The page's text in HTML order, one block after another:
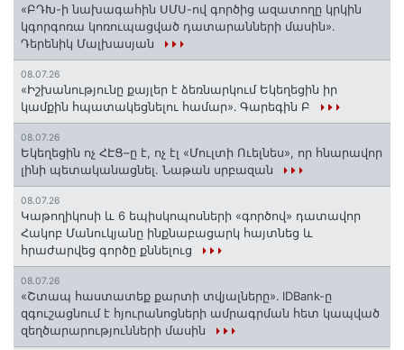
«ԲԴԽ-ի նախագահին ՍՄՍ-ով գործից ազատողը կրկին
կգորգոռա կոռուպացված դատարանների մասին».
Դերենիկ Մալխասյան
08.07.26
«Իշխանությունը քայլեր է ձեռնարկում Եկեղեցին իր
կամքին հպատակեցնելու համար»․ Գարեգին Բ
08.07.26
Եկեղեցին ոչ ՀԷՑ–ը է, ոչ էլ «Մուլտի Ուելնես», որ հնարավոր
լինի պետականացնել. Նաթան սրբազան
08.07.26
️Կաթողիկոսի և 6 եպիսկոպոսների «գործով» դատավոր
Հակոբ Մանուկյանը ինքնաբացարկ հայտնեց և
հրաժարվեց գործը քննելուց
08.07.26
«Շտապ հաստատեք քարտի տվյալները»․ IDBank-ը
զգուշացնում է հյուրանոցների ամրագրման հետ կապված
զեղծարարությունների մասին